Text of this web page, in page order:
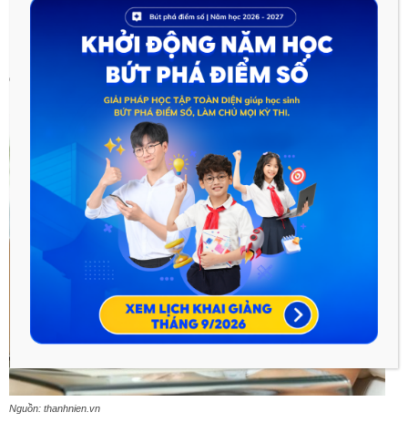
nước rút. Hơn nữa, bạn còn được học các mẹo khi làm trắc
nghiệm như: loại trừ phương án nhiễu, tránh bẫy của đề thi,
mẹo giải nhanh nhất cho từng dạng bài,… nâng tối đa từ 1 – 2
điểm.
Nguồn: thanhnien.vn